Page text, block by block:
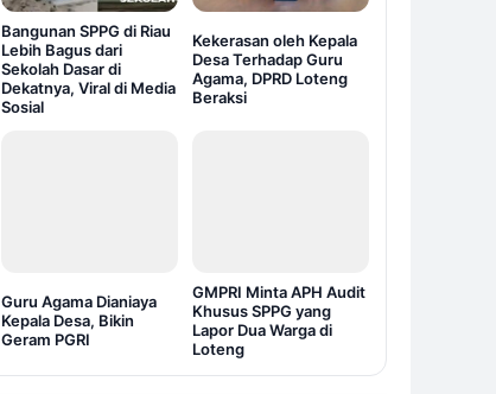
Bangunan SPPG di Riau
Lebih Bagus dari
Sekolah Dasar di
Dekatnya, Viral di Media
Sosial
Kekerasan oleh Kepala
Desa Terhadap Guru
Agama, DPRD Loteng
Beraksi
Guru Agama Dianiaya
Kepala Desa, Bikin
Geram PGRI
GMPRI Minta APH Audit
Khusus SPPG yang
Lapor Dua Warga di
Loteng